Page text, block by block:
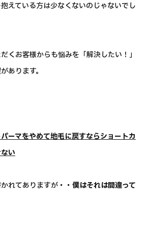
えている方は少なくないのじゃないでし
くお客様からも悩みを「解決したい！」
あります。
ーマをやめて地毛に戻すならショートカ
い
れてありますが ・・僕はそれは間違って